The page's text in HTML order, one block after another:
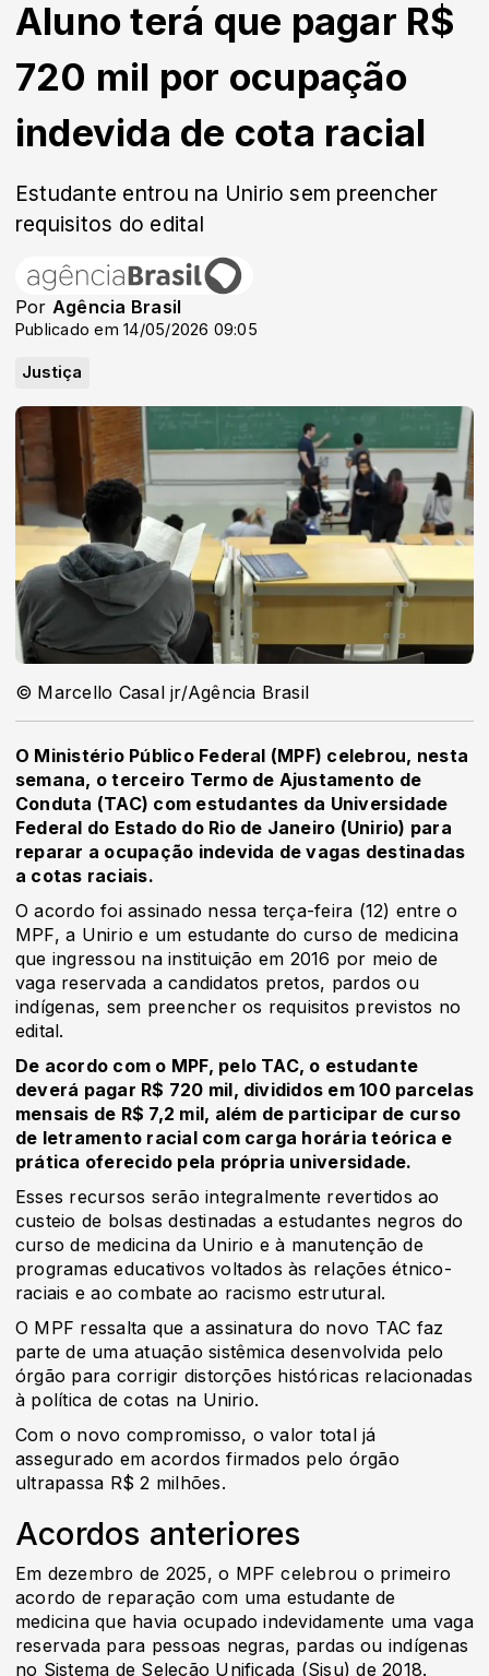
Aluno terá que pagar R$
720 mil por ocupação
indevida de cota racial
Estudante entrou na Unirio sem preencher
requisitos do edital
Por Agência Brasil
Publicado em 14/05/2026 09:05
Justiça
© Marcello Casal jr/Agência Brasil
O Ministério Público Federal (MPF) celebrou, nesta
semana, o terceiro Termo de Ajustamento de
Conduta (TAC) com estudantes da Universidade
Federal do Estado do Rio de Janeiro (Unirio) para
reparar a ocupação indevida de vagas destinadas
a cotas raciais.
O acordo foi assinado nessa terça-feira (12) entre o
MPF, a Unirio e um estudante do curso de medicina
que ingressou na instituição em 2016 por meio de
vaga reservada a candidatos pretos, pardos ou
indígenas, sem preencher os requisitos previstos no
edital.
De acordo com o MPF, pelo TAC, o estudante
deverá pagar R$ 720 mil, divididos em 100 parcelas
mensais de R$ 7,2 mil, além de participar de curso
de letramento racial com carga horária teórica e
prática oferecido pela própria universidade.
Esses recursos serão integralmente revertidos ao
custeio de bolsas destinadas a estudantes negros do
curso de medicina da Unirio e à manutenção de
programas educativos voltados às relações étnico-
raciais e ao combate ao racismo estrutural.
O MPF ressalta que a assinatura do novo TAC faz
parte de uma atuação sistêmica desenvolvida pelo
órgão para corrigir distorções históricas relacionadas
à política de cotas na Unirio.
Com o novo compromisso, o valor total já
assegurado em acordos firmados pelo órgão
ultrapassa R$ 2 milhões.
Acordos anteriores
Em dezembro de 2025, o MPF celebrou o primeiro
acordo de reparação com uma estudante de
medicina que havia ocupado indevidamente uma vaga
reservada para pessoas negras, pardas ou indígenas
no Sistema de Seleção Unificada (Sisu) de 2018.